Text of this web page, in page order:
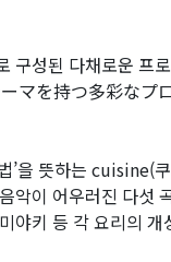
구성된 다채로운 프
マを持つ多彩なプ
’을 뜻하는
악이 어우러진 다섯
야키 등 각 요리의